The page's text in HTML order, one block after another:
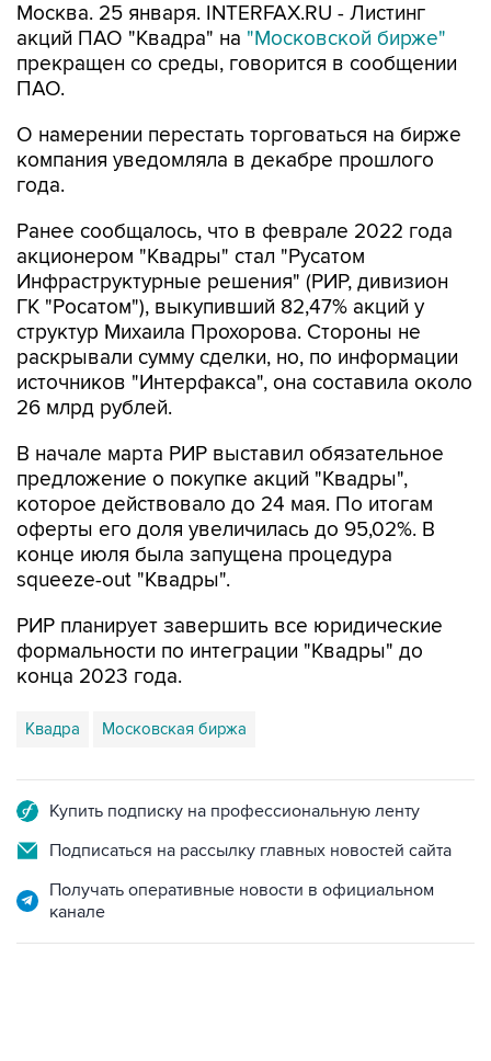
Москва. 25 января. INTERFAX.RU - Листинг
акций ПАО "Квадра" на "Московской бирже"
прекращен со среды, говорится в сообщении
ПАО.
О намерении перестать торговаться на бирже
компания уведомляла в декабре прошлого
года.
Ранее сообщалось, что в феврале 2022 года
акционером "Квадры" стал "Русатом
Инфраструктурные решения" (РИР, дивизион
ГК "Росатом"), выкупивший 82,47% акций у
структур Михаила Прохорова. Стороны не
раскрывали сумму сделки, но, по информации
источников "Интерфакса", она составила около
26 млрд рублей.
В начале марта РИР выставил обязательное
предложение о покупке акций "Квадры",
которое действовало до 24 мая. По итогам
оферты его доля увеличилась до 95,02%. В
конце июля была запущена процедура
squeeze-out "Квадры".
РИР планирует завершить все юридические
формальности по интеграции "Квадры" до
конца 2023 года.
Квадра Московская биржа
Купить подписку на профессиональную ленту
Подписаться на рассылку главных новостей сайта
Получать оперативные новости в официальном
канале